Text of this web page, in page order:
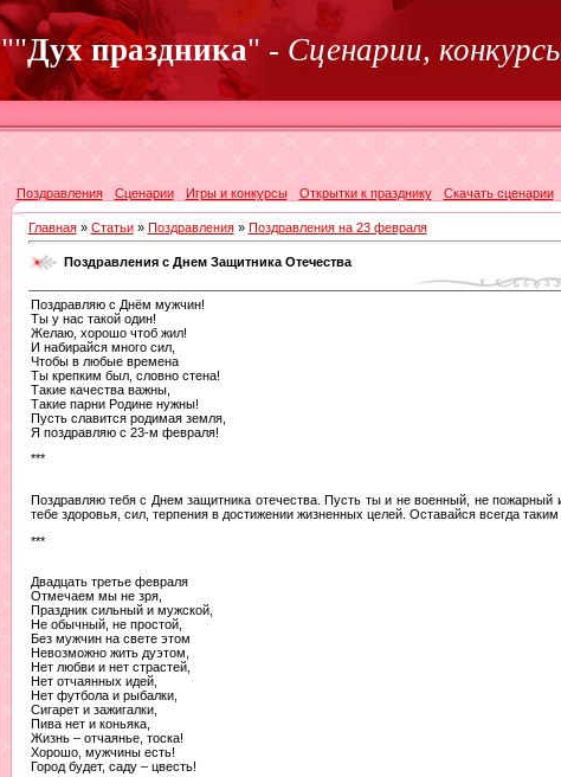
""Дух праздника" - Сценарии,
Поздравления Сценарии Игры и конкурсы Открытки к празднику Скачать сценарии
Главная» Статьи» Поздравления» Поздравления на 23 февраля
Поздравления с Днем Защитника Отечества
Поздравляю с Днём мужчин!
Ты у нас такой один!
Желаю, хорошо чтоб жил!
И набирайся много сил,
Чтобы в любые времена
Ты крепким был, словно стена!
Такие качества важны,
Такие парни Родине нужны!
Пусть славится родимая земля,
Я поздравляю с 23-м февраля!
***
Поздравляю тебя с Днем защитника отечества. Пусть ты и не военный, не
тебе здоровья, сил, терпения в достижении жизненных целей. Оставайся всегда
***
Двадцать третье февраля
Отмечаем мы не зря,
Праздник сильный и мужской,
Не обычный, не простой,
Без мужчин на свете этом
Невозможно жить дуэтом,
Нет любви и нет страстей,
Нет отчаянных идей,
Нет футбола и рыбалки,
Сигарет и зажигалки,
Пива нет и коньяка,
Жизнь – отчаянье, тоска!
Хорошо, мужчины есть!
Город будет, саду – цвесть!